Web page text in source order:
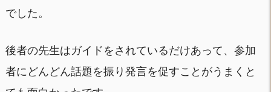
でした。
後者の先生はガイドをされているだけあって、参加
者にどんどん話題を振り発言を促すことがうまくと